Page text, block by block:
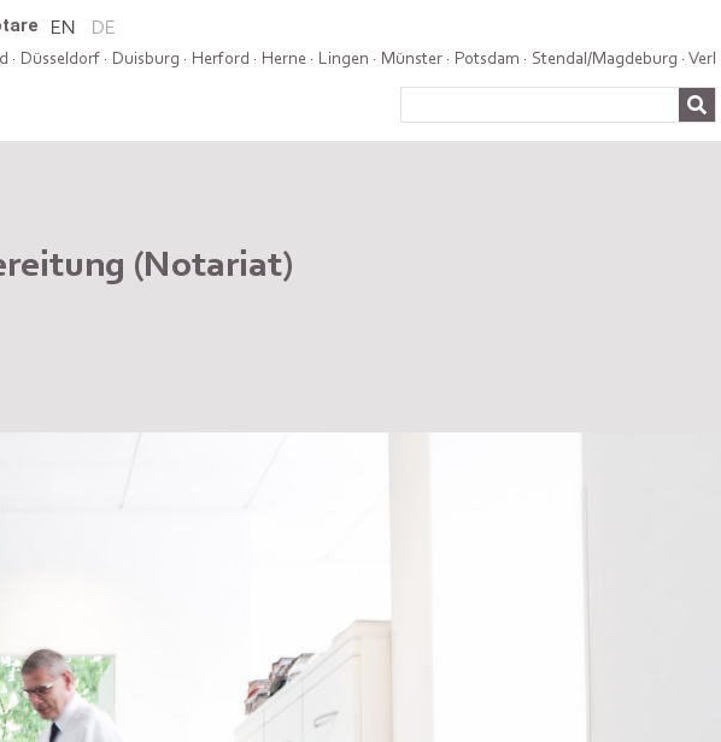
EN DE
· Düsseldorf· Duisburg · Herford · Herne· Lingen · Münster· Potsdam · Stendal/Magdeburg · Verl
(Notariat)